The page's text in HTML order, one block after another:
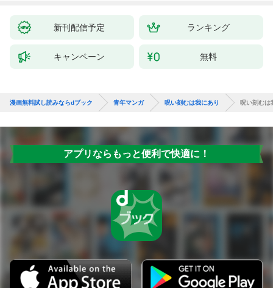
新刊配信予定 ランキング
キャンペーン 無料
漫画無料試し読みならdブック 青年マンガ 呪い刻むは我にあり 呪い刻むは
アプリならもっと便利で快適に！